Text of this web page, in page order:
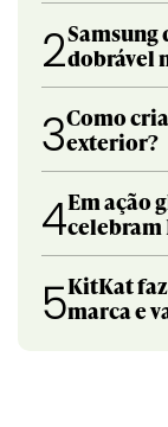
2dobrável
3Como
exterior?
4Em ação
celebram
5KitKat
marca e